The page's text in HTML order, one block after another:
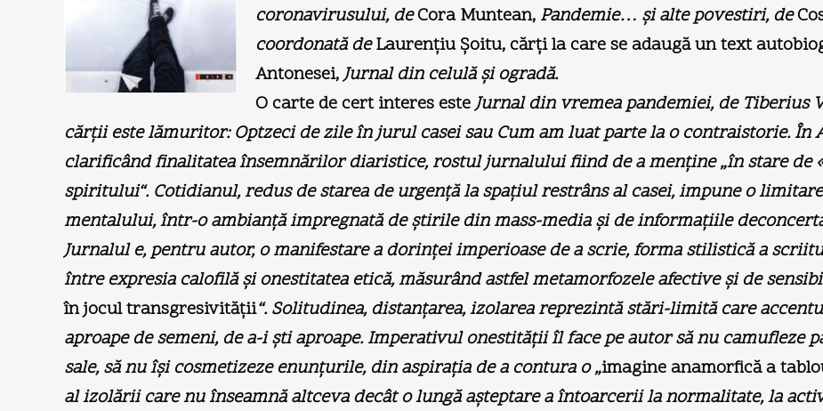
coronavirusului,deCora Muntean, Pandemie… şi alte povestiri,de
coordonatădeLaurenţiu Şoitu, cărţi la care se adaugă un text
Antonesei,Jurnal din celulă şi ogradă.
O carte de cert interes esteJurnal din vremea pandemiei,de Tiberius
cărţii este lămuritor: Optzeci de zile în jurul casei sau Cum am luat parte la o contraistorie.
clarificând finalitatea însemnărilor diaristice, rostul jurnalului fiind de a menţine „în stare
spiritului“. Cotidianul, redus de starea de urgenţă la spaţiul restrâns al casei, impune o
mentalului, într-o ambianţă impregnată de ştirile din mass-media şi de informaţiile
Jurnalul e, pentru autor, o manifestare a dorinţei imperioase de a scrie, forma stilistică a
între expresia calofilă şi onestitatea etică, măsurând astfel metamorfozele afective şi de
în jocul transgresivităţii“. Solitudinea, distanţarea, izolarea reprezintă stări-limită care
aproape de semeni, de a-i şti aproape. Imperativul onestităţii îl face pe autor să nu
sale, să nu îşi cosmetizeze enunţurile, din aspiraţia de a contura o „imagine anamorfică a
al izolării care nu înseamnă altceva decât o lungă aşteptare a întoarcerii la normalitate, la